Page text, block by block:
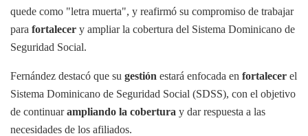
quede como "letra muerta", y reafirmó su compromiso de trabajar
para fortalecer y ampliar la cobertura del Sistema Dominicano de
Seguridad Social.
Fernández destacó que su gestión estará enfocada en fortalecer el
Sistema Dominicano de Seguridad Social (SDSS), con el objetivo
de continuarampliando la cobertura y dar respuesta a las
necesidades de los afiliados.